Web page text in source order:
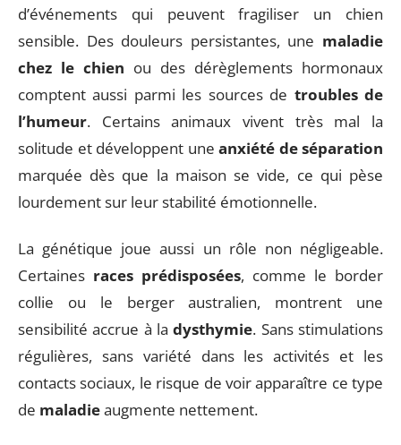
d’événements qui peuvent fragiliser un chien
sensible. Des douleurs persistantes, une maladie
chez le chien ou des dérèglements hormonaux
comptent aussi parmi les sources de troubles de
l’humeur. Certains animaux vivent très mal la
solitude et développent une anxiété de séparation
marquée dès que la maison se vide, ce qui pèse
lourdement sur leur stabilité émotionnelle.
La génétique joue aussi un rôle non négligeable.
Certaines races prédisposées, comme le border
collie ou le berger australien, montrent une
sensibilité accrue à ladysthymie. Sans stimulations
régulières, sans variété dans les activités et les
contacts sociaux, le risque de voir apparaître ce type
de maladieaugmente nettement.